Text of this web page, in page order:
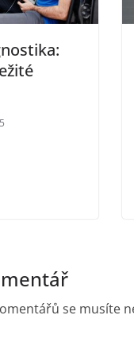
se musíte